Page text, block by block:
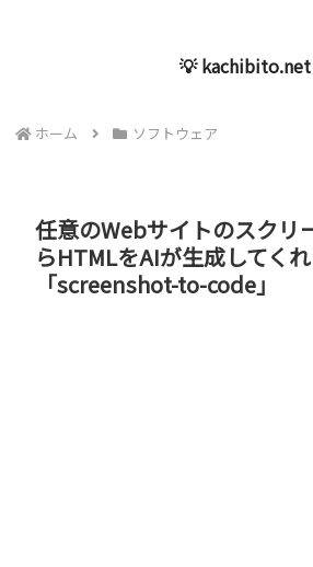
💡 kachibito.net
ホーム ソフトウェア
任意のWebサイトのスクリ
らHTMLをAIが生成してくれ
「screenshot-to-code」